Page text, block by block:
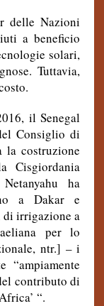
delle Nazioni
a beneficio
solari,
Tuttavia,
il Senegal
Consiglio di
la costruzione
Cisgiordania
ha
a Dakar e
di irrigazione a
per lo
ntr.] – i
“ampiamente
contributo di
“.